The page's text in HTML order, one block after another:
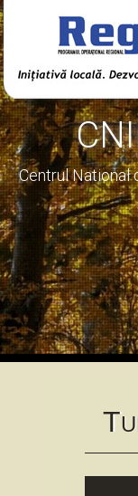
Centrul National
T